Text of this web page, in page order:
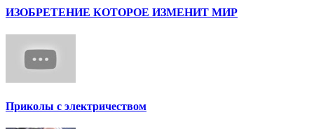
ИЗОБРЕТЕНИЕ КОТОРОЕ ИЗМЕНИТ МИР
Приколы с электричеством